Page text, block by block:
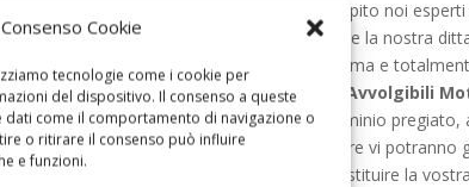
Cookie
tecnologie come i cookie per
del dispositivo. Il consenso a queste
come il comportamento di navigazione o
o ritirare il consenso può influire
e funzioni.
il costo dell’operazione. Come avrete capito noi
la massima sicurezza e tranquillità, inoltre la nostra
attrezzature moderne, a norma e
che la nostra impresa specializzata nelle
Avvolgibili
prime di grande qualità, quindi: alluminio pregiato,
essendo quanto di meglio si possa utilizzare vi potranno
che è arrivato il momento di riparare o sostituire la